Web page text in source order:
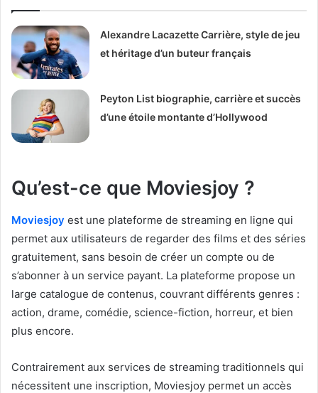
Alexandre Lacazette Carrière, style de jeu
et héritage d’un buteur français
Peyton List biographie, carrière et succès
d’une étoile montante d’Hollywood
Qu’est-ce que Moviesjoy ?
Moviesjoy est une plateforme de streaming en ligne qui
permet aux utilisateurs de regarder des films et des séries
gratuitement, sans besoin de créer un compte ou de
s’abonner à un service payant. La plateforme propose un
large catalogue de contenus, couvrant différents genres :
action, drame, comédie, science-fiction, horreur, et bien
plus encore.
Contrairement aux services de streaming traditionnels qui
nécessitent une inscription, Moviesjoy permet un accès